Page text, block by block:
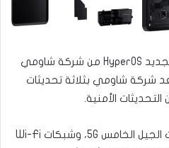
يعمل الهاتف بنظام التشغيل الجديد HyperOS من شركة شاومي
أندرويد 14. كما تعد شركة شاومي بثلاثة تحديثات
الأمنية.
POKO يدعم هذا الهاتف شبكات الجيل الخامس 5G، وشبكات Wi-Fi